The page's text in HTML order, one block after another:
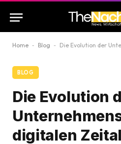
Home - Blog - Die Evolution der
BLOG
Die Evolution
digitalen